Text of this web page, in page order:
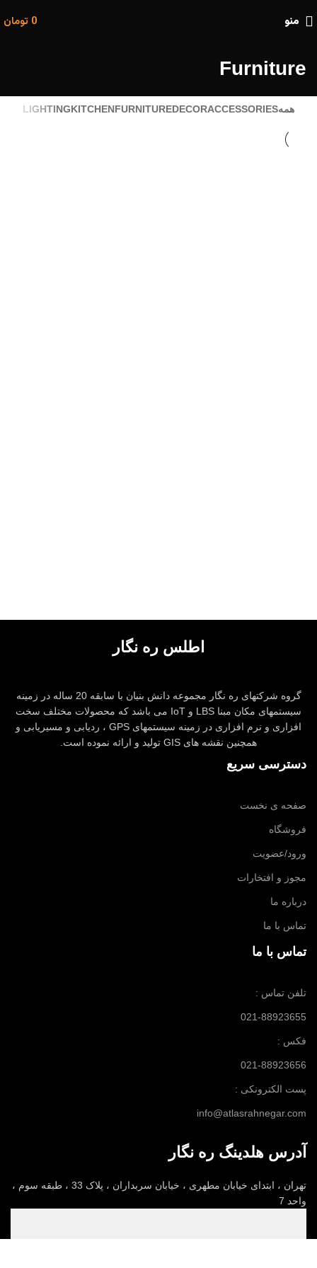
منو 0 تومان
Furniture
همهACCESSORIES
DECOR
FURNITURE
KITCHEN
LIGHTING
اطلس ره نگار
گروه شرکتهای ره نگار مجموعه دانش بنیان با سابقه 20 ساله در زمینه
سیستمهای مکان مبنا LBS و IoT می باشد که محصولات مختلف سخت
افزاری و نرم افزاری در زمینه سیستمهای GPS ، ردیابی و مسیریابی و
همچنین نقشه های GIS تولید و ارائه نموده است.
دسترسی سریع
صفحه ی نخست
فروشگاه
ورود/عضویت
مجوز و افتخارات
درباره ما
تماس با ما
تماس با ما
تلفن تماس :
021-88923655
فکس :
021-88923656
پست الکترونکی :
info@atlasrahnegar.com
آدرس هلدینگ ره نگار
تهران ، ابتدای خیابان مطهری ، خیابان سربداران ، پلاک 33 ، طبقه سوم ،
واحد 7